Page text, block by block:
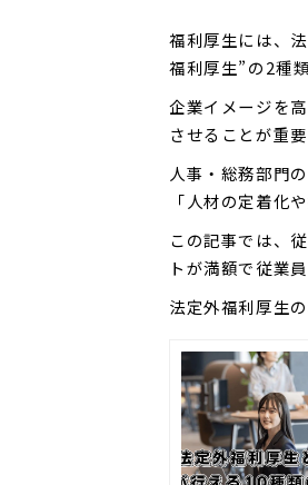
福利厚生には、
福利厚生”の2種
企業イメージを
させることが重要
人事・総務部門
「人材の定着化
この記事では、
トが満額で従業
法定外福利厚生